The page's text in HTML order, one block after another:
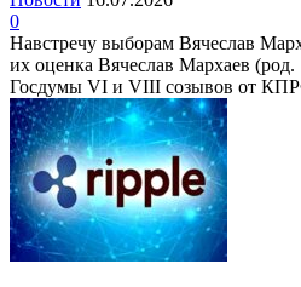
0
Навстречу выборам Вячеслав
их оценка Вячеслав Мархаев
Госдумы VI и VIII созывов от